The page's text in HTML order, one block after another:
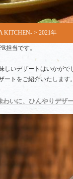
KITCHEN‐ > 2021年
担当です。
しいデザートはいかが
ートをご紹介いたしま
いに、ひんやりデザ